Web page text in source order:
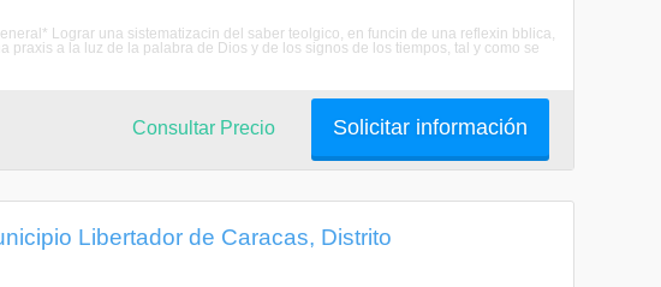
Lograr una sistematizacin del saber teolgico, en funcin de una reflexin bblica,
praxis a la luz de la palabra de Dios y de los signos de los tiempos, tal y como se
Solicitar información
Consultar Precio
Libertador de Caracas, Distrito